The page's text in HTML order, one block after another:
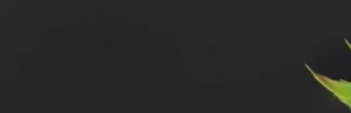
tenha um problema mais grave do que uma
conhecimentos de um dentista são cruciais. O
materiais de alta qualidade, bem como a
desconforto nos seus dentes no futuro. Esta é a